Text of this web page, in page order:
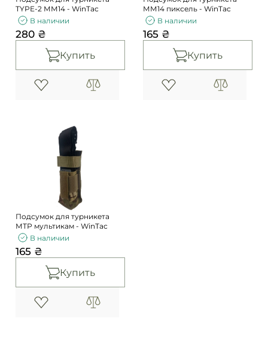
TYPE-2 ММ14 - WinTac
В наличии
280 ₴
Купить
ММ14 пиксель - WinTac
В наличии
165 ₴
Купить
Подсумок для турникета
МТР мультикам - WinTac
В наличии
165 ₴
Купить